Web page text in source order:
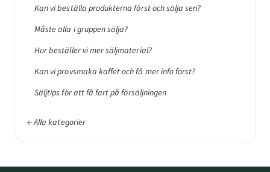
Kan vi beställa produkterna först och sälja sen?
Måste alla i gruppen sälja?
Hur beställer vi mer säljmaterial?
Kan vi provsmaka kaffet och få mer info först?
Säljtips för att få fart på försäljningen
← Alla kategorier